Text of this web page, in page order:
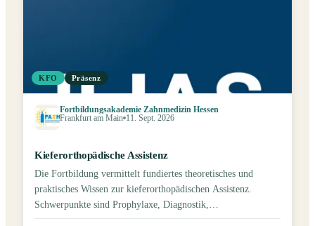
KFO Präsenz
Fortbildungsakademie Zahnmedizin Hessen
Frankfurt am Main 11. Sept. 2026
Kieferorthopädische Assistenz
Die Fortbildung vermittelt fundiertes theoretisches und
praktisches Wissen zur kieferorthopädischen Assistenz.
Schwerpunkte sind Prophylaxe, Diagnostik,
Behandlungsassistenz, Abrechnung sowie praxisbegleitende